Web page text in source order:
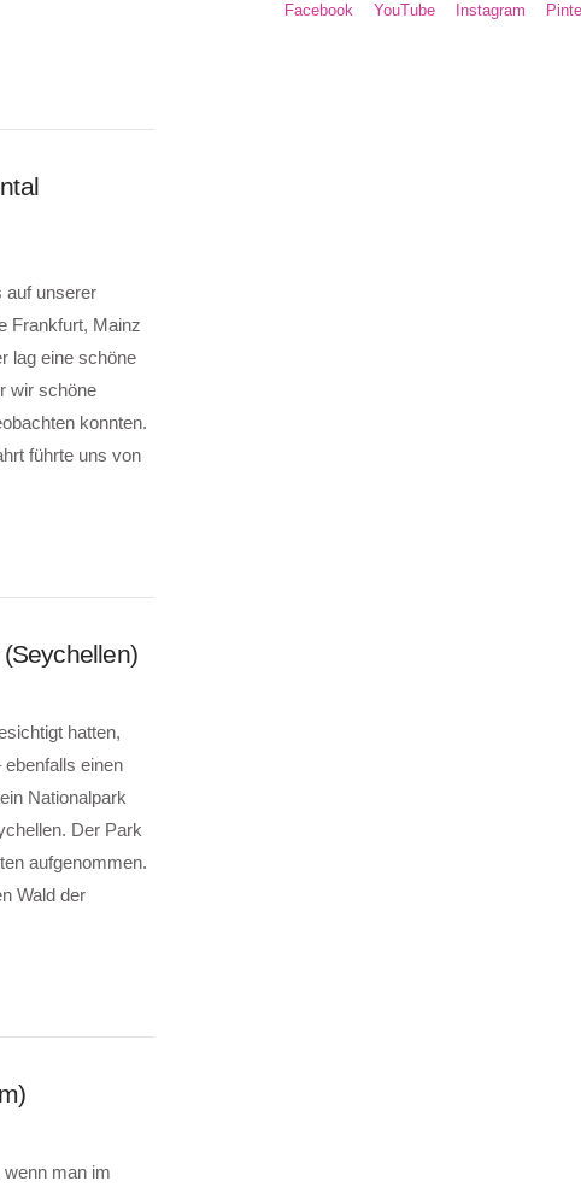
auf unserer
Frankfurt, Mainz
lag eine schöne
wir schöne
konnten.
führte uns von
hatten,
einen
Nationalpark
Der Park
aufgenommen.
Wald der
man im